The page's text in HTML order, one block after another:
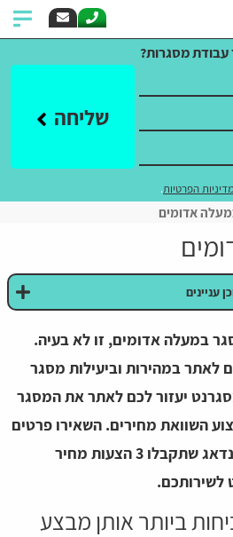
עבודת מסגרות?
שליחה
הפרטיות.
אדומים
עניינים
במעלה אדומים, זו לא בעיה.
לאתר במהירות וביעילות מסגר
יעזור לכם לאתר את המסגר
השוואת מחירים. השאירו פרטים
במקום המיועד לכך ואנו נדאג שתקבלו 3 הצעות מחיר
לשירותכם.
ביותר אותן מבצע